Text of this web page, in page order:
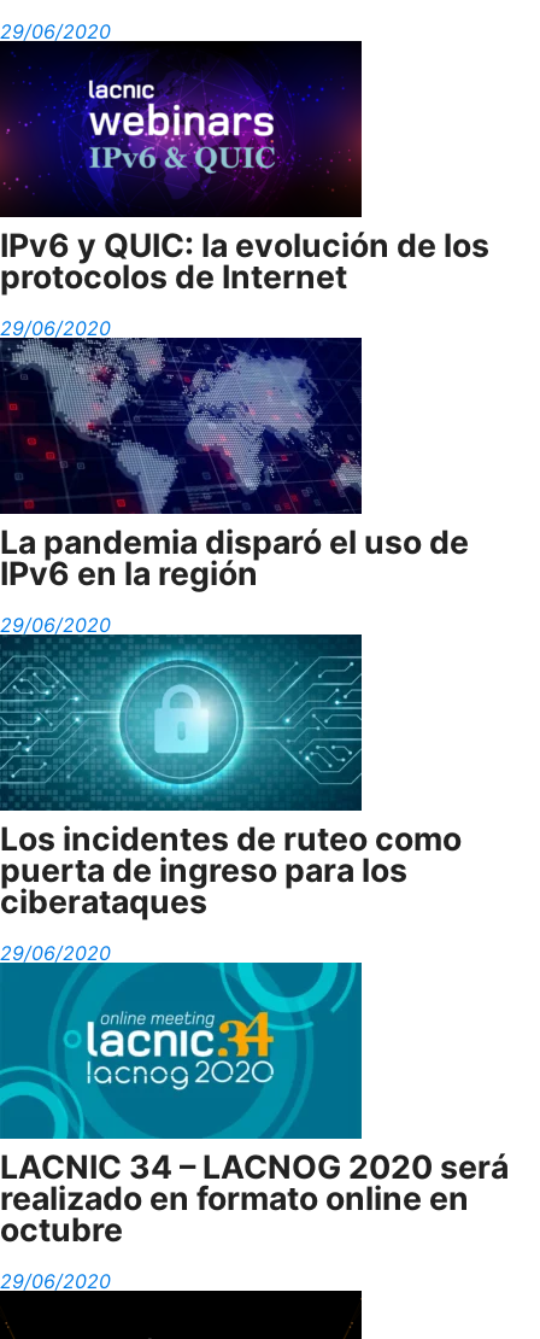
29/06/2020
IPv6 y QUIC: la evolución de los
protocolos de Internet
29/06/2020
La pandemia disparó el uso de
IPv6 en la región
29/06/2020
Los incidentes de ruteo como
puerta de ingreso para los
ciberataques
29/06/2020
LACNIC 34 – LACNOG 2020 será
realizado en formato online en
octubre
29/06/2020